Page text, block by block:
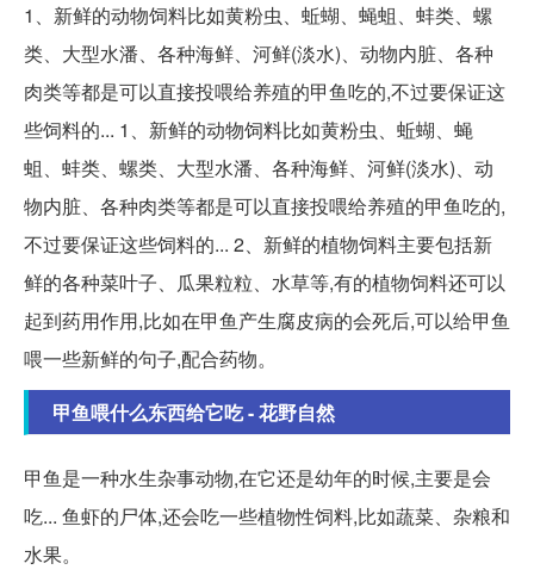
1、新鲜的动物饲料比如黄粉虫、蚯蝴、蝇蛆、蚌类、螺
类、大型水潘、各种海鲜、河鲜(淡水)、动物内脏、各种
肉类等都是可以直接投喂给养殖的甲鱼吃的,不过要保证这
些饲料的... 1、新鲜的动物饲料比如黄粉虫、蚯蝴、蝇
蛆、蚌类、螺类、大型水潘、各种海鲜、河鲜(淡水)、动
物内脏、各种肉类等都是可以直接投喂给养殖的甲鱼吃的,
不过要保证这些饲料的... 2、新鲜的植物饲料主要包括新
鲜的各种菜叶子、瓜果粒粒、水草等,有的植物饲料还可以
起到药用作用,比如在甲鱼产生腐皮病的会死后,可以给甲鱼
喂一些新鲜的句子,配合药物。
甲鱼喂什么东西给它吃 - 花野自然
甲鱼是一种水生杂事动物,在它还是幼年的时候,主要是会
吃... 鱼虾的尸体,还会吃一些植物性饲料,比如蔬菜、杂粮和
水果。